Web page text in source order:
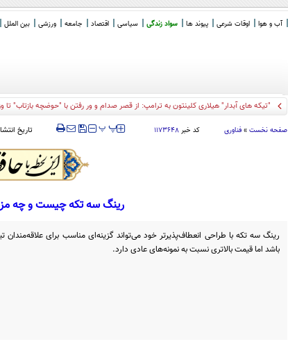
آب و هوا اوقات شرعی پیوند ها سواد زندگی سیاسی اقتصاد جامعه ورزشی بین الملل
"تیکه های آبدار" هیلاری کلینتون به ترامپ: از قصر صدام و ور رفتن با "حوضچه بازتاب"
صفحه نخست » فناوری کد خبر۱۱۷۳۶۴۸ ‍‍‍ پ پ تاریخ
رینگ سه تکه چیست و چه
رینگ سه تکه با طراحی انعطاف‌پذیرتر خود می‌تواند گزینه‌ای مناسب برای علاقه‌مندان
باشد اما قیمت بالاتری نسبت به نمونه‌های عادی دارد.